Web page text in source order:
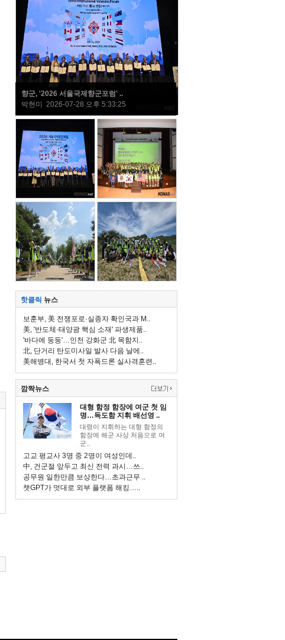
향군, '2026 서울국제향군포럼' ..
박현미 2026-07-28 오후 5:33:25
핫클릭 뉴스
보훈부, 美 전쟁포로·실종자 확인국과 M..
美, '반도체·태양광 핵심 소재' 파생제품..
'바다에 둥둥'…인천 강화군 北 목함지..
北, 단거리 탄도미사일 발사 다음 날에..
美해병대, 한국서 첫 자폭드론 실사격훈련..
깜짝뉴스
대형 함정 함장에 여군 첫 임
명…독도함 지휘 배선영 ..
대령이 지휘하는 대형 함정의
함장에 해군 사상 처음으로 여
군..
고교 평교사 3명 중 2명이 여성인데..
中, 건군절 앞두고 최신 전력 과시…쓰..
공무원 일한만큼 보상한다…초과근무 ..
챗GPT가 멋대로 외부 플랫폼 해킹…..